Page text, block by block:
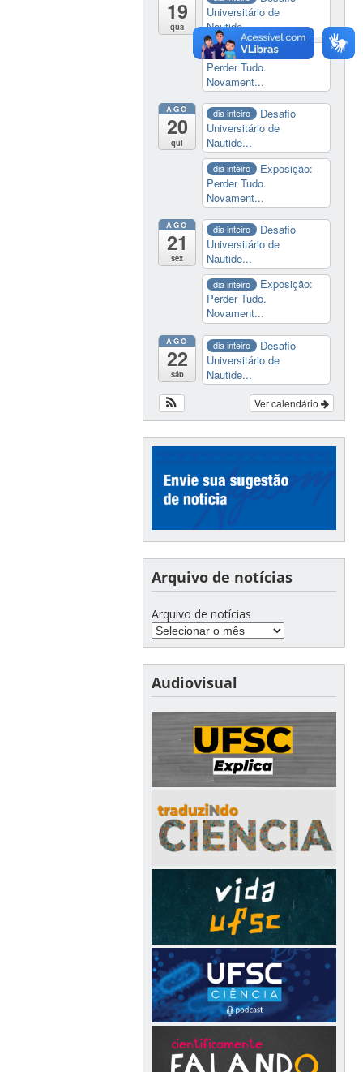
19
qua
Universitário de
Nautide...
dia inteiro
Exposição:
Perder Tudo.
Novament...
AGO
20
qui
dia inteiro
Desafio
Universitário de
Nautide...
dia inteiro
Exposição:
Perder Tudo.
Novament...
AGO
21
sex
dia inteiro
Desafio
Universitário de
Nautide...
dia inteiro
Exposição:
Perder Tudo.
Novament...
AGO
22
sáb
dia inteiro
Desafio
Universitário de
Nautide...
Ver calendário
Arquivo de notícias
Arquivo de notícias
Audiovisual